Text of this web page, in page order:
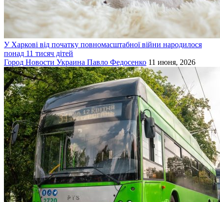
У Харкові від початку повномасштабної війни народилося
понад 11 тисяч дітей
Город Новости Украина Павло Федосенко 11 июня, 2026